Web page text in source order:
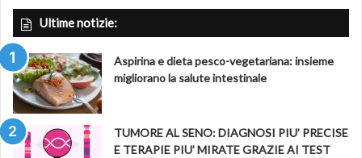
Ultime notizie:
Aspirina e dieta pesco-vegetariana: insieme
migliorano la salute intestinale
TUMORE AL SENO: DIAGNOSI PIU’ PRECISE
E TERAPIE PIU’ MIRATE GRAZIE AI TEST